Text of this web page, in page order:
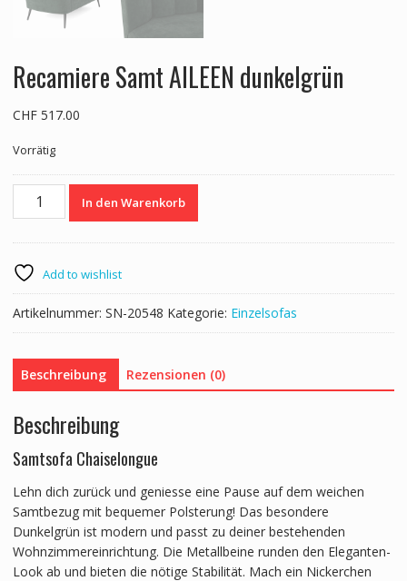
Recamiere Samt AILEEN dunkelgrün
CHF517.00
Vorrätig
Recamiere
Samt
Menge
In den Warenkorb
Add to wishlist
Artikelnummer: SN-20548 Kategorie: Einzelsofas
Beschreibung Rezensionen (0)
Beschreibung
Samtsofa Chaiselongue
Lehn dich zurück und geniesse eine Pause auf dem weichen
Samtbezug mit bequemer Polsterung! Das besondere
Dunkelgrün ist modern und passt zu deiner bestehenden
Wohnzimmereinrichtung. Die Metallbeine runden den Eleganten-
Look ab und bieten die nötige Stabilität. Mach ein Nickerchen